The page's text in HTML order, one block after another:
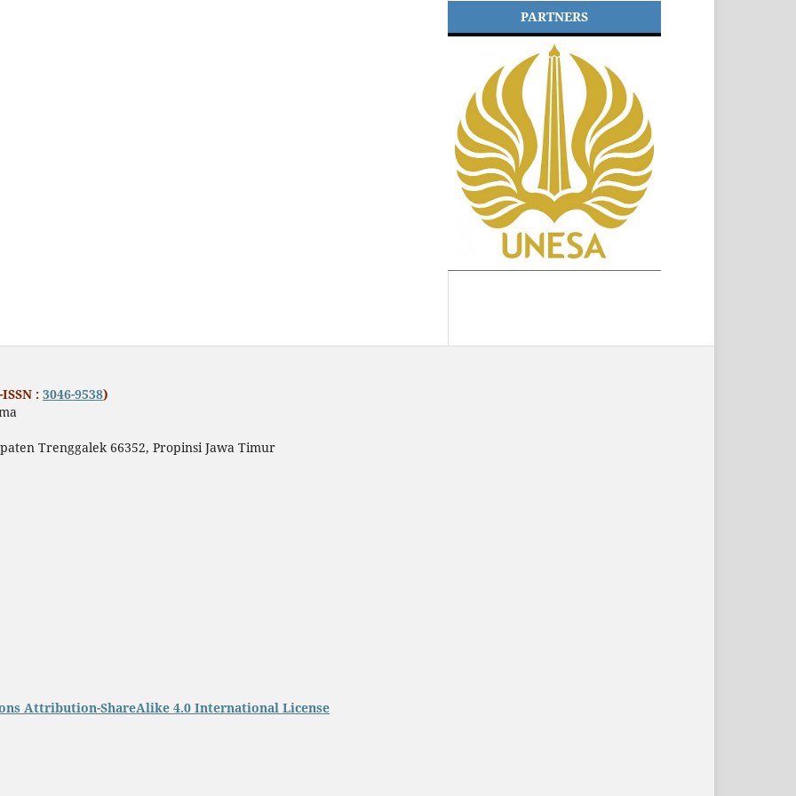
PARTNERS
: 3046-9538)
Trenggalek 66352, Propinsi Jawa Timur
Attribution-ShareAlike 4.0 International License